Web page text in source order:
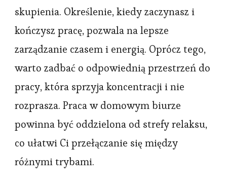
skupienia. Określenie, kiedy zaczynasz i
kończysz pracę, pozwala na lepsze
zarządzanie czasem i energią. Oprócz tego,
warto zadbać o odpowiednią przestrzeń do
pracy, która sprzyja koncentracji i nie
rozprasza. Praca w domowym biurze
powinna być oddzielona od strefy relaksu,
co ułatwi Ci przełączanie się między
różnymi trybami.